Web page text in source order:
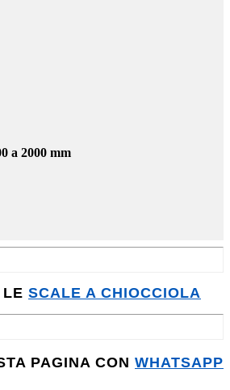
a 2000 mm
LE SCALE A CHIOCCIOLA
PAGINA CON WHATSAPP